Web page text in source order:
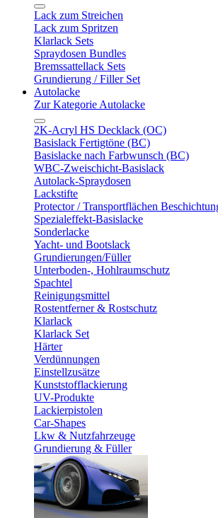
Lack zum Streichen
Lack zum Spritzen
Klarlack Sets
Spraydosen Bundles
Bremssattellack Sets
Grundierung / Filler Set
Autolacke
Zur Kategorie Autolacke
2K-Acryl HS Decklack (OC)
Basislack Fertigtöne (BC)
Basislacke nach Farbwunsch (BC)
WBC-Zweischicht-Basislack
Autolack-Spraydosen
Lackstifte
Protector / Transportflächen
Spezialeffekt-Basislacke
Sonderlacke
Yacht- und Bootslack
Grundierungen/Füller
Unterboden-, Hohlraumschutz
Spachtel
Reinigungsmittel
Rostentferner & Rostschutz
Klarlack
Klarlack Set
Härter
Verdünnungen
Einstellzusätze
Kunststofflackierung
UV-Produkte
Lackierpistolen
Car-Shapes
Lkw & Nutzfahrzeuge
Grundierung & Füller